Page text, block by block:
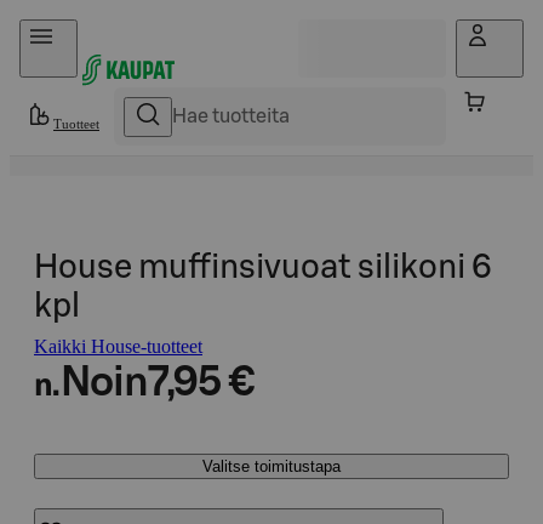
Hyppää sisältöön
Tuotteet
House muffinsivuoat silikoni 6
kpl
Kaikki House-tuotteet
n. Noin7,95 €
Valitse toimitustapa